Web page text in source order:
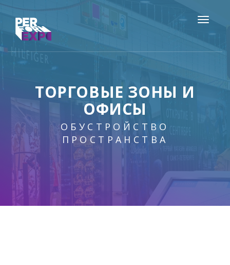
ТОРГОВЫЕ ЗОНЫ И
ОФИСЫ
ОБУСТРОЙСТВО
ПРОСТРАНСТВА